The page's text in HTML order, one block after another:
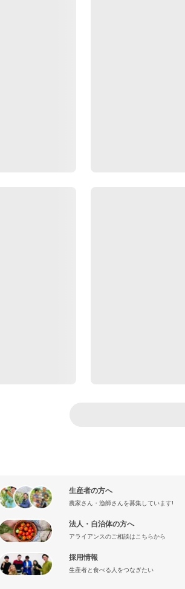
生産者の方へ
農家さん・漁師さんを募集しています!
法人・自治体の方へ
アライアンスのご相談はこちらから
採用情報
生産者と食べる人をつなぎたい